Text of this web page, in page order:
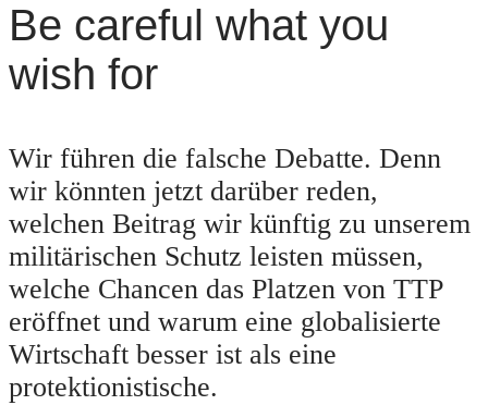
Be careful what you
wish for
Wir führen die falsche Debatte. Denn
wir könnten jetzt darüber reden,
welchen Beitrag wir künftig zu unserem
militärischen Schutz leisten müssen,
welche Chancen das Platzen von TTP
eröffnet und warum eine globalisierte
Wirtschaft besser ist als eine
protektionistische.